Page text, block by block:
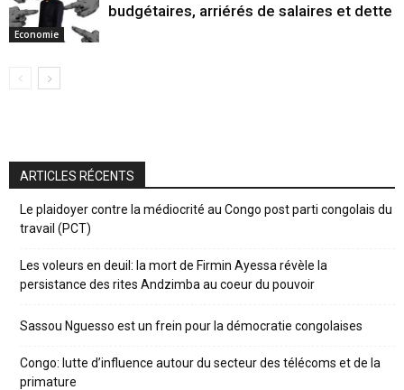
Economie
budgétaires, arriérés de salaires et dette
ARTICLES RÉCENTS
Le plaidoyer contre la médiocrité au Congo post parti congolais du
travail (PCT)
Les voleurs en deuil: la mort de Firmin Ayessa révèle la
persistance des rites Andzimba au coeur du pouvoir
Sassou Nguesso est un frein pour la démocratie congolaises
Congo: lutte d’influence autour du secteur des télécoms et de la
primature